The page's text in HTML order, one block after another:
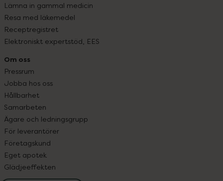
Lämna in gammal medicin
Resa med läkemedel
Receptregistret
Elektroniskt expertstöd, EES
Om oss
Pressrum
Jobba hos oss
Hållbarhet
Samarbeten
Ägare och ledningsgrupp
För leverantörer
Företagskund
Eget apotek
Glädjeeffekten